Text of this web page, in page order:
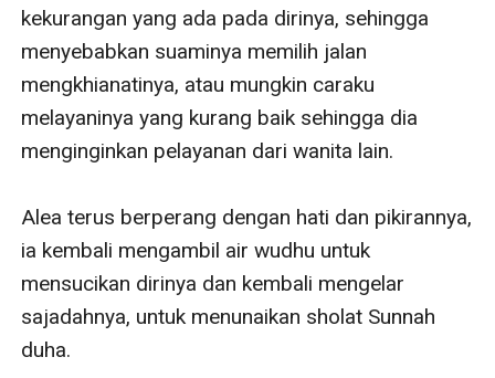
kekurangan yang ada pada dirinya, sehingga
menyebabkan suaminya memilih jalan
mengkhianatinya, atau mungkin caraku
melayaninya yang kurang baik sehingga dia
menginginkan pelayanan dari wanita lain.
Alea terus berperang dengan hati dan pikirannya,
ia kembali mengambil air wudhu untuk
mensucikan dirinya dan kembali mengelar
sajadahnya, untuk menunaikan sholat Sunnah
duha.